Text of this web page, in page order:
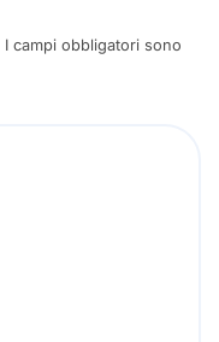
I campi obbligatori sono